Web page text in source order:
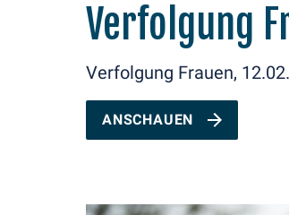
Verfolgung
Verfolgung Frauen,
ANSCHAUEN